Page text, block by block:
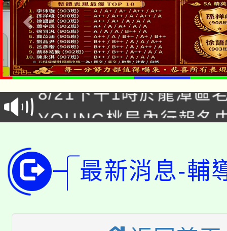
「本色祭」8/29、30在
場熱烈登場!
徵才活動。
YOUNG桃局內行報名
開!
115年桃園市運動會8/
田徑場及游泳池舉行。
桃園市低收入戶享有免
視費優惠，中低收入戶
大園自造教育及科技中
最新消息-輔